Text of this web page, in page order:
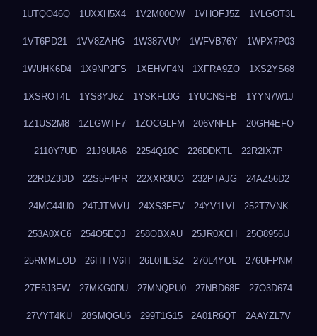
1UTQO46Q 1UXXH5X4 1V2M00OW 1VHOFJ5Z 1VLGOT3L
1VT6PD21 1VV8ZAHG 1W387VUY 1WFVB76Y 1WPX7P03
1WUHK6D4 1X9NP2FS 1XEHVF4N 1XFRA9ZO 1XS2YS68
1XSROT4L 1YS8YJ6Z 1YSKFL0G 1YUCNSFB 1YYN7W1J
1Z1US2M8 1ZLGWTF7 1ZOCGLFM 206VNFLF 20GH4EFO
2110Y7UD 21J9UIA6 2254Q10C 226DDKTL 22R2IX7P
22RDZ3DD 22S5F4PR 22XXR3UO 232PTAJG 24AZ56D2
24MC44U0 24TJTMVU 24XS3FEV 24YV1LVI 252T7VNK
253A0XC6 254O5EQJ 258OBXAU 25JR0XCH 25Q8956U
25RMMEOD 26HTTV6H 26L0HESZ 270L4YOL 276UFPNM
27E8J3FW 27MKG0DU 27MNQPU0 27NBD68F 27O3D674
27VYT4KU 28SMQGU6 299T1G15 2A01R6QT 2AAYZL7V